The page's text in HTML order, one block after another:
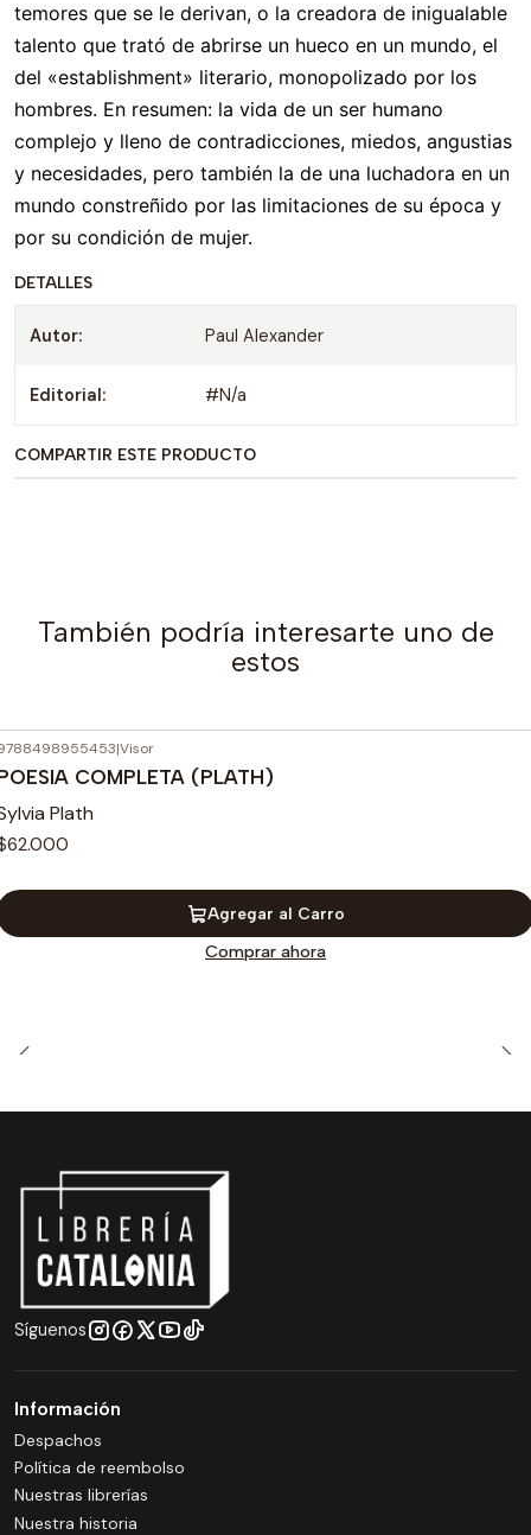
temores que se le derivan, o la creadora de inigualable
talento que trató de abrirse un hueco en un mundo, el
del «establishment» literario, monopolizado por los
hombres. En resumen: la vida de un ser humano
complejo y lleno de contradicciones, miedos, angustias
y necesidades, pero también la de una luchadora en un
mundo constreñido por las limitaciones de su época y
por su condición de mujer.
DETALLES
Autor: Paul Alexander
Editorial: #N/a
COMPARTIR ESTE PRODUCTO
También podría interesarte uno de
estos
|Visor
COMPLETA (PLATH)
Plath
Agregar al Carro
Comprar ahora
Síguenos
Información
Despachos
Política de reembolso
Nuestras librerías
Nuestra historia